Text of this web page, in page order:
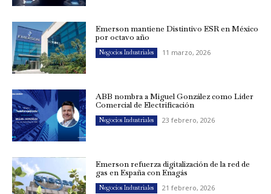
Emerson mantiene Distintivo ESR en México
por octavo año
Negocios Industriales 11 marzo, 2026
ABB nombra a Miguel González como Líder
Comercial de Electrificación
Negocios Industriales 23 febrero, 2026
Emerson refuerza digitalización de la red de
gas en España con Enagás
Negocios Industriales 21 febrero, 2026